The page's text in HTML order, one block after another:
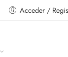
Acceder /